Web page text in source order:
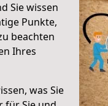
Sie wissen
Punkte,
beachten
Ihres
was Sie